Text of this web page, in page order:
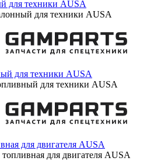
для техники AUSA
для техники AUSA
для техники AUSA
для техники AUSA
для двигателя AUSA
для двигателя AUSA